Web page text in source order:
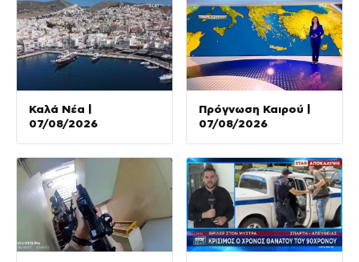
Καλά Νέα |
07/08/2026
Πρόγνωση Καιρού |
07/08/2026